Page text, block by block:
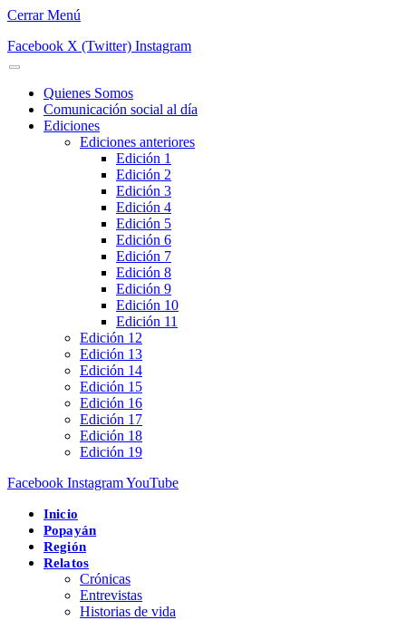
Cerrar Menú
Facebook X (Twitter) Instagram
Quienes Somos
Comunicación social al día
Ediciones
Ediciones anteriores
Edición 1
Edición 2
Edición 3
Edición 4
Edición 5
Edición 6
Edición 7
Edición 8
Edición 9
Edición 10
Edición 11
Edición 12
Edición 13
Edición 14
Edición 15
Edición 16
Edición 17
Edición 18
Edición 19
Facebook InstagramYouTube
Inicio
Popayán
Región
Relatos
Crónicas
Entrevistas
Historias de vida